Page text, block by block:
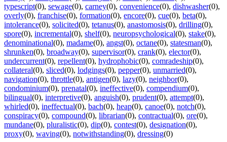
typescript(0), sewage(0), carney(0), convenience(0), dishwasher(0),
overly(0), franchise(0), formation(0), encore(0), cue(0), beta(0),
intolerance(0), solicited(0), tetanus(0), anastomosis(0), drilling(0),
spore(0), incremental(0), shelf(0), neuropsychological(0), stake(0),
denominational(0), madame(0), angst(0), octane(0), statesman(0),
shrunken(0), broadway(0), supervisor(0), crank(0), elector(0),
undercurrent(0), repellent(0), hydrophobic(0), comradeship(0),
collateral(0), sliced(0), lodgings(0), pepper(0), unmarried(0),
navigation(0), throttle(0), antigen(0), lazy(0), neighbor(0),
condominium(0), prenatal(0), ineffective(0), compendium(0),
bilingual(0), interpretive(0), anguish(0), prudent(0), attempt(0),
whirled(0), ineffectual(0), bach(0), heap(0), canoe(0), notch(0),
conspiracy(0), compound(0), librarian(0), contractual(0), ore(0),
mundane(0), pluralistic(0), dip(0), contest(0), designation(0),
proxy(0), waving(0), notwithstanding(0), dressing(0)